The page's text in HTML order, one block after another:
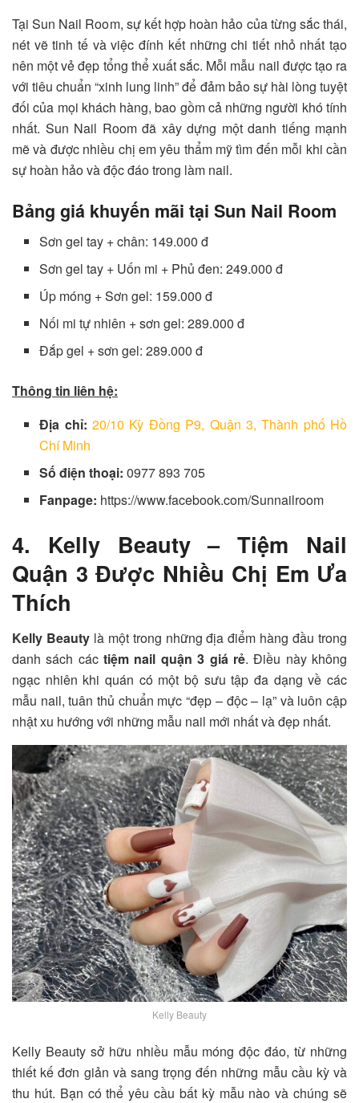
Tại Sun Nail Room, sự kết hợp hoàn hảo của từng sắc thái,
nét vẽ tinh tế và việc đính kết những chi tiết nhỏ nhất tạo
nên một vẻ đẹp tổng thể xuất sắc. Mỗi mẫu nail được tạo ra
với tiêu chuẩn “xinh lung linh” để đảm bảo sự hài lòng tuyệt
đối của mọi khách hàng, bao gồm cả những người khó tính
nhất. Sun Nail Room đã xây dựng một danh tiếng mạnh
mẽ và được nhiều chị em yêu thẩm mỹ tìm đến mỗi khi cần
sự hoàn hảo và độc đáo trong làm nail.
Bảng giá khuyến mãi tại Sun Nail Room
Sơn gel tay + chân: 149.000 đ
Sơn gel tay + Uốn mi + Phủ đen: 249.000 đ
Úp móng + Sơn gel: 159.000 đ
Nối mi tự nhiên + sơn gel: 289.000 đ
Đắp gel + sơn gel: 289.000 đ
Thông tin liên hệ:
Địa chỉ:20/10 Kỳ Đồng P9, Quận 3, Thành phố Hồ
Chí Minh
Số điện thoại:0977 893 705
Fanpage: https://www.facebook.com/Sunnailroom
4. Kelly Beauty – Tiệm Nail
Quận 3 Được Nhiều Chị Em Ưa
Thích
Kelly Beautylà một trong những địa điểm hàng đầu trong
danh sách cáctiệm nail quận 3 giá rẻ. Điều này không
ngạc nhiên khi quán có một bộ sưu tập đa dạng về các
mẫu nail, tuân thủ chuẩn mực “đẹp – độc – lạ” và luôn cập
nhật xu hướng với những mẫu nail mới nhất và đẹp nhất.
Kelly Beauty
Kelly Beauty sở hữu nhiều mẫu móng độc đáo, từ những
thiết kế đơn giản và sang trọng đến những mẫu cầu kỳ và
thu hút. Bạn có thể yêu cầu bất kỳ mẫu nào và chúng sẽ